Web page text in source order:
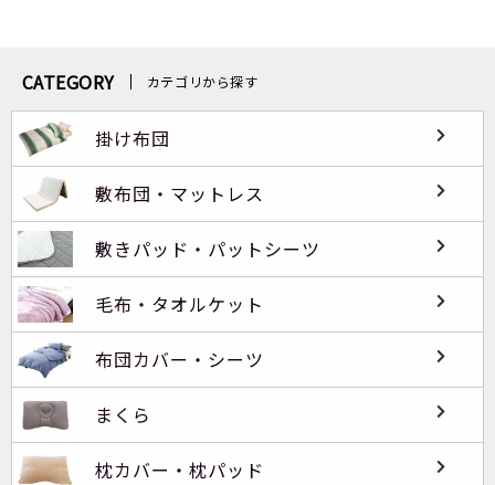
CATEGORY カテゴリから探す
掛け布団
敷布団・マットレス
敷きパッド・パットシーツ
毛布・タオルケット
布団カバー・シーツ
まくら
枕カバー・枕パッド